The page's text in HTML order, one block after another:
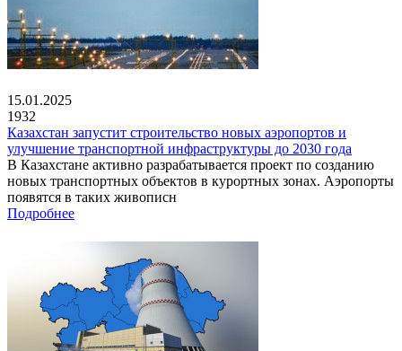
15.01.2025
1932
Казахстан запустит строительство новых аэропортов и
улучшение транспортной инфраструктуры до 2030 года
В Казахстане активно разрабатывается проект по созданию
новых транспортных объектов в курортных зонах. Аэропорты
появятся в таких живописн
Подробнее